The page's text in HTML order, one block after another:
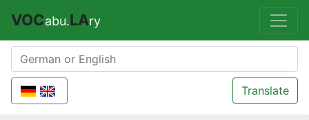
VOCabu.LAry
Translate